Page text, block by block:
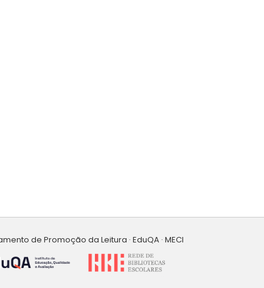
de Promoção da Leitura · EduQA · MECI